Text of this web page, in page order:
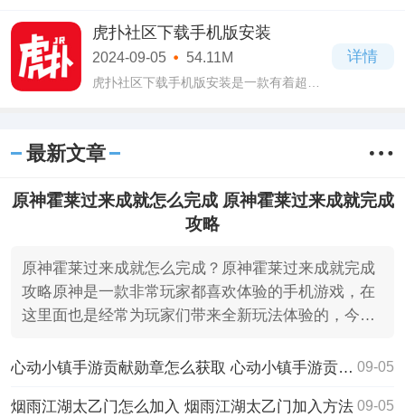
种各样的热门篮球资讯，界面清爽，内容
多样，超多最新球员交易欣赏，各种各样
的体育
虎扑社区下载手机版安装
2024-09-05 54.11M
虎扑社区下载手机版安装是一款有着超多
典比赛
详情
最新文章
原神霍莱过来成就怎么完成 原神霍莱过来成就完成
攻略
原神霍莱过来成就怎么完成？原神霍莱过来成就完成
攻略原神是一款非常玩家都喜欢体验的手机游戏，在
这里面也是经常为玩家们带来全新玩法体验的，今天
心动小镇手游贡献勋章怎么获取 心动小镇手游贡献徽章获取方法 09-05
烟雨江湖太乙门怎么加入 烟雨江湖太乙门加入方法 09-05